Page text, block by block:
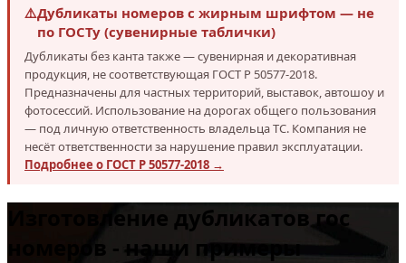
⚠️Дубликаты номеров с жирным шрифтом — не
по ГОСТу (сувенирные таблички)
Дубликаты без канта также — сувенирная и декоративная
продукция, не соответствующая ГОСТ Р 50577-2018.
Предназначены для частных территорий, выставок, автошоу и
фотосессий. Использование на дорогах общего пользования
— под личную ответственность владельца ТС. Компания не
несёт ответственности за нарушение правил эксплуатации.
Подробнее о ГОСТ Р 50577-2018 →
Изготовление дубликатов гос
номеров - наши примеры